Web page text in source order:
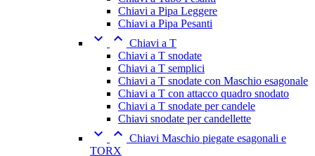
Chiavi a Pipa Leggere
Chiavi a Pipa Pesanti
  Chiavi a T
Chiavi a T snodate
Chiavi a T semplici
Chiavi a T snodate con Maschio esagonale
Chiavi a T con attacco quadro snodato
Chiavi a T snodate per candele
Chiavi snodate per candellette
  Chiavi Maschio piegate esagonali e
TORX